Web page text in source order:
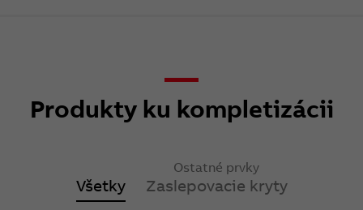
Produkty ku kompletizácii
Všetky
Ostatné prvky
Zaslepovacie kryty